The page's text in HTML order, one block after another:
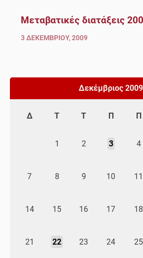
Μεταβατικές διατάξεις
3 ΔΕΚΕΜΒΡΊΟΥ, 2009
Δεκέμβριος 2009
Δ Τ Τ Π Π
1 2 3 4
7 8 9 10 11
14 15 16 17 18
21 22 23 24 25